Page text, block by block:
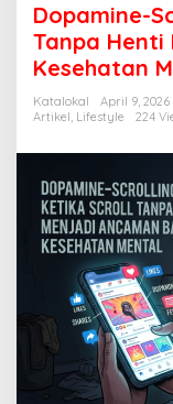
i
n
r
o
l
i
:
t
Dopamine-
Tanpa Henti
Kesehatan
Katalokal
April 9, 2026
Artikel, Lifestyle 224